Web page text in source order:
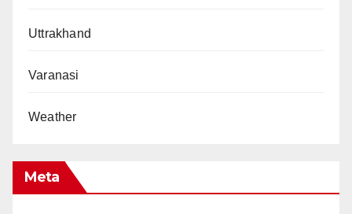
Uttrakhand
Varanasi
Weather
Meta